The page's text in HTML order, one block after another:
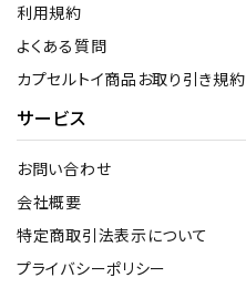
利用規約
よくある質問
カプセルトイ商品お取り引き規約
サービス
お問い合わせ
会社概要
特定商取引法表示について
プライバシーポリシー